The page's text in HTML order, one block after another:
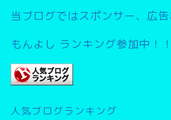
当ブログではスポンサー、広
もんよし ランキング参加中！！
人気ブログランキング